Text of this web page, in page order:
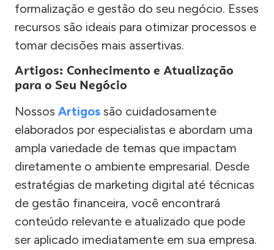
formalização e gestão do seu negócio. Esses
recursos são ideais para otimizar processos e
tomar decisões mais assertivas.
Artigos: Conhecimento e Atualização
para o Seu Negócio
Nossos Artigos são cuidadosamente
elaborados por especialistas e abordam uma
ampla variedade de temas que impactam
diretamente o ambiente empresarial. Desde
estratégias de marketing digital até técnicas
de gestão financeira, você encontrará
conteúdo relevante e atualizado que pode
ser aplicado imediatamente em sua empresa.